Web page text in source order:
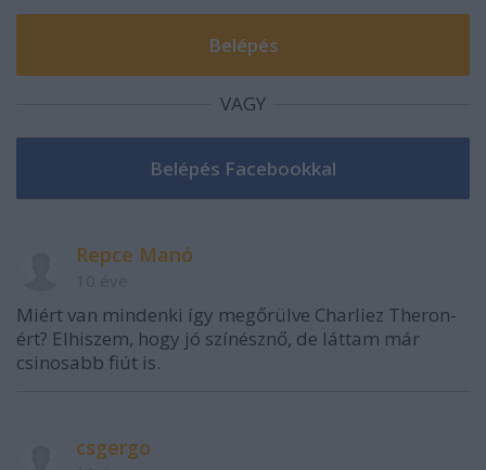
VAGY
Repce Manó
Miért van mindenki így megőrülve Charliez Theron-
ért? Elhiszem, hogy jó színésznő, de láttam már
csinosabb fiút is.
csgergo